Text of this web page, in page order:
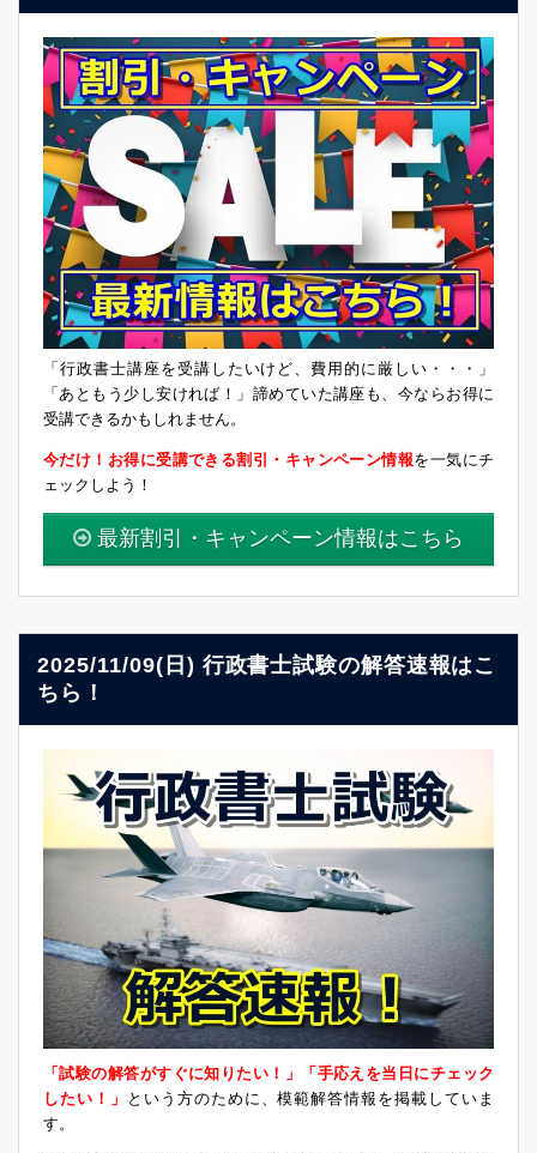
「行政書士講座を受講したいけど、費用的に厳しい・・・」
「あともう少し安ければ！」諦めていた講座も、今ならお得に
受講できるかもしれません。
今だけ！お得に受講できる割引・キャンペーン情報を一気にチ
ェックしよう！
最新割引・キャンペーン情報はこちら
2025/11/09(日) 行政書士試験の解答速報はこ
ちら！
「試験の解答がすぐに知りたい！」「手応えを当日にチェック
したい！」
という方のために、模範解答情報を掲載していま
す。